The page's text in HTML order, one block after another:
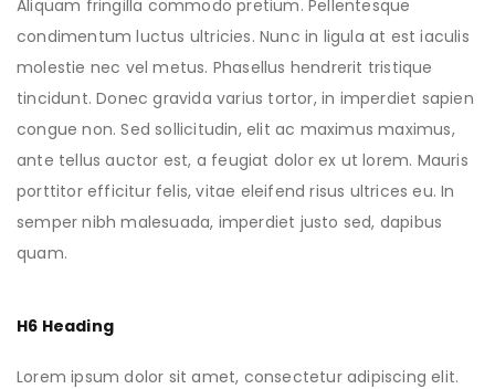
Aliquam fringilla commodo pretium. Pellentesque
condimentum luctus ultricies. Nunc in ligula at est iaculis
molestie nec vel metus. Phasellus hendrerit tristique
tincidunt. Donec gravida varius tortor, in imperdiet sapien
congue non. Sed sollicitudin, elit ac maximus maximus,
ante tellus auctor est, a feugiat dolor ex ut lorem. Mauris
porttitor efficitur felis, vitae eleifend risus ultrices eu. In
semper nibh malesuada, imperdiet justo sed, dapibus
quam.
H6 Heading
Lorem ipsum dolor sit amet, consectetur adipiscing elit.